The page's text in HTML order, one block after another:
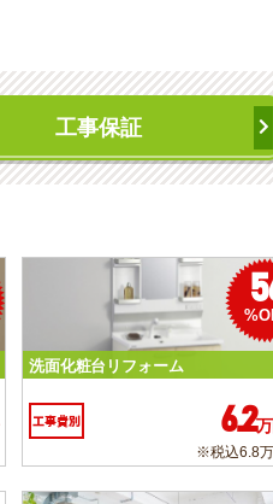
工事保証
洗面化粧台リフォーム
工事費別 6.2
※税込6.8